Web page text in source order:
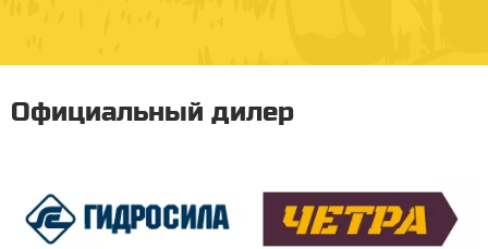
Официальный дилер